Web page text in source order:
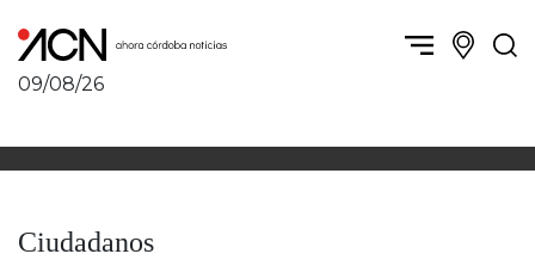
09/08/26
Política y Economía
Córdoba obrera
Córdoba, la ciudad
Ciudadanos